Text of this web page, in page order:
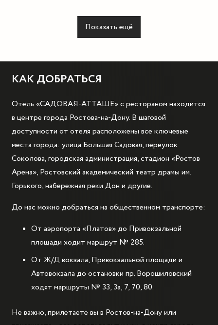
Показать ещё
КАК ДОБРАТЬСЯ
Отель «САДОВАЯ-АТТАШЕ» с рестораном находится
в центре города Ростова-на-Дону. В шаговой
доступности от отеля расположены все ключевые
места города: улица Большая Садовая, переулок
Соколова, городская администрация, стадион «Ростов
Арена», Ростовский академический театр драмы им.
Горького, набережная реки Дон и другие.
До нас можно добраться на общественном транспорте:
От аэропорта «Платов» до Привокзальной
площади ходит маршрут № 285.
От Ж/Д вокзала, Привокзальной площади и
Автовокзала до остановки пр. Ворошиловский
ходят маршруты № 33, 3а, 7, 70, 80.
Не важно, прилетаете вы в Ростов-на-Дону или